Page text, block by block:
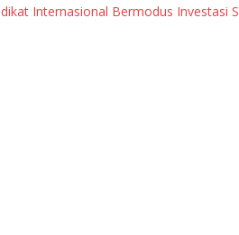
Internasional Bermodus Investasi